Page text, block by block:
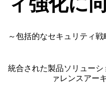
～包括的なセキュリティ
統合された製品ソリュー
ァレンスアー